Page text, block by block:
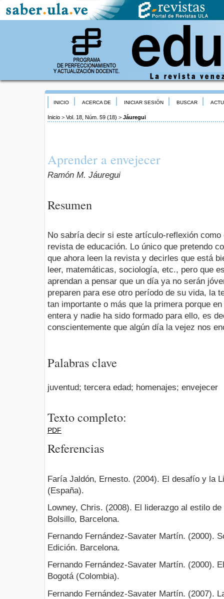
INICIO ACERCA DE INICIAR SESIÓN BUSCAR
Inicio > Vol. 18, Núm. 59 (18) > Jáuregui
Aprender a envejecer
Ramón M. Jáuregui
Resumen
No sabría decir si este artículo-reflexión
revista de educación. Lo único que pretendo
que ahora leen la revista y decirles que está
leer, matemáticas, sociología, etc., pero que
aprendan a pensar que un día ya no serán
preparen para ese otro período de su vida, la
tan importante o más que la primera porque
entera y nadie ha sido formado para ello, es
conscientemente que algún día la vejez nos
Palabras clave
juventud; tercera edad; homenajes; envejecer
Texto completo:
PDF
Referencias
Faría Jaldón, Ernesto. (2004). El desafío y la
(España).
Lowney, Chris. (2008). El liderazgo al estilo
Bolsillo, Barcelona.
Fernando Fernández-Savater Martín. (2000).
Edición. Barcelona.
Fernando Fernández-Savater Martín. (2000).
Bogotá (Colombia).
Fernando Fernández-Savater Martín. (2007).